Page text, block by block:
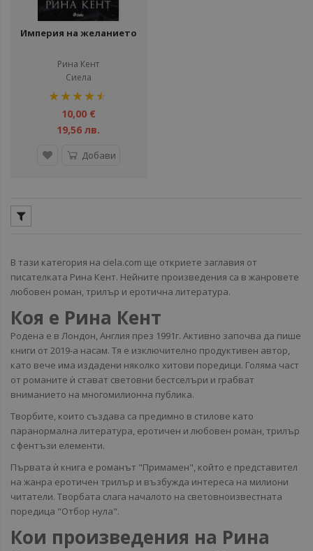
Империя на желанието
Рина Кент
Сиела
рейтинг:
90%10,00 €
19,56 лв.
Добави
В тази категория на ciela.com ще откриете заглавия от
писателката Рина Кент. Нейните произведения са в жанровете
любовен роман, трилър и еротична литература.
Коя е Рина Кент
Родена е в Лондон, Англия през 1991г. Активно започва да пише
книги от 2019-а насам. Тя е изключително продуктивен автор,
като вече има издадени няколко хитови поредици. Голяма част
от романите ѝ стават световни бестселъри и грабват
вниманието на многомилионна публика.
Творбите, които създава са предимно в стилове като
паранормална литература, еротичен и любовен роман, трилър
с фентъзи елементи.
Първата ѝ книга е романът "Примамен", който е представител
на жанра еротичен трилър и възбужда интереса на милиони
читатели. Творбата слага началото на световноизвестната
поредица "Отбор нула".
Кои произведения на Рина